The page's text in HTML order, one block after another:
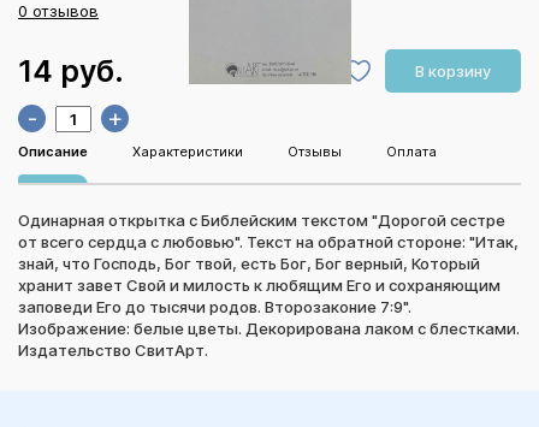
0 отзывов
14 руб. В корзину
- +
Описание Характеристики Отзывы Оплата
Одинарная открытка с Библейским текстом "Дорогой сестре
от всего сердца с любовью". Текст на обратной стороне: "Итак,
знай, что Господь, Бог твой, есть Бог, Бог верный, Который
хранит завет Свой и милость к любящим Его и сохраняющим
заповеди Его до тысячи родов. Второзаконие 7:9".
Изображение: белые цветы. Декорирована лаком с блестками.
Издательство СвитАрт.